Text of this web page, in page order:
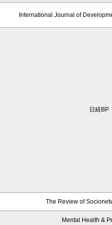
International Journal of
日経BP
The Review of
Mental Health &